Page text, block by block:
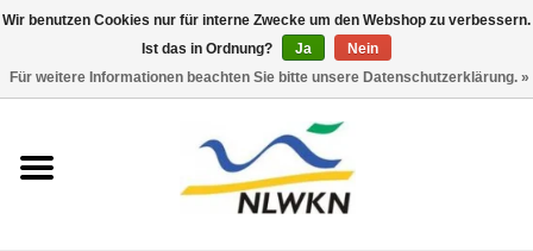
Neuerscheinungen
Wir benutzen Cookies nur für interne Zwecke um den Webshop zu verbessern.
Ist das in Ordnung?
Ja
Nein
Für weitere Informationen beachten Sie bitte unsere Datenschutzerklärung. »